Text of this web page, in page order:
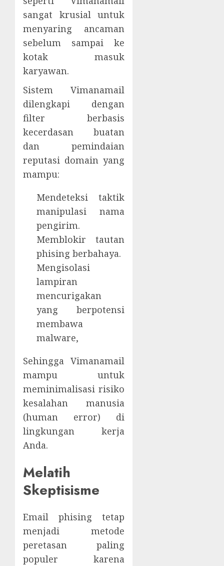
sangat krusial untuk
menyaring ancaman
sebelum sampai ke
kotak masuk
karyawan.
Sistem Vimanamail
dilengkapi dengan
filter berbasis
kecerdasan buatan
dan pemindaian
reputasi domain yang
mampu:
Mendeteksi taktik
manipulasi nama
pengirim.
Memblokir tautan
phising berbahaya.
Mengisolasi
lampiran
mencurigakan
yang berpotensi
membawa
malware,
Sehingga Vimanamail
mampu untuk
meminimalisasi risiko
kesalahan manusia
(human error) di
lingkungan kerja
Anda.
Melatih
Skeptisisme
Email phising tetap
menjadi metode
peretasan paling
populer karena